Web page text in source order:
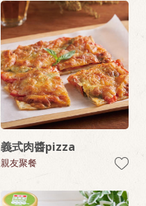
義式肉醬pizza
親友聚餐